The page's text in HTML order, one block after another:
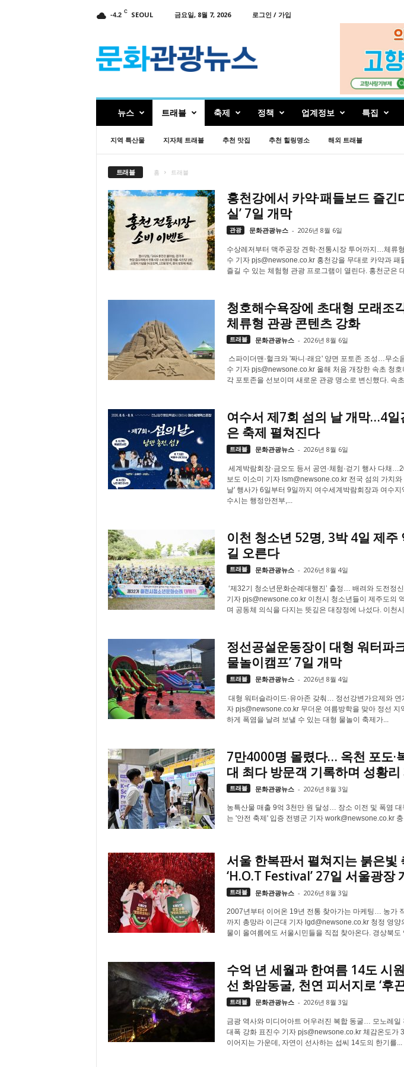
-4.2 C SEOUL 금요일, 8월 7, 2026
로그인 / 가입
넷
신
스
뉴스 트래블 축제 정책 업계정보 특집
지역 특산물 지자체 트래블 추천 맛집 추천 힐링명소 해외 트래블
트래블 홈 트래블
홍천강에서 카약·패들보드 즐긴
실’ 7일 개막
관광 문화관광뉴스 - 2026년 8월 6일
수상레저부터 맥주공장 견학·전통시장 투어까지…체류
수 기자 pjs@newsone.co.kr 홍천강을 무대로 카약과 패
즐길 수 있는 체험형 관광 프로그램이 열린다. 홍천군은 대
청호해수욕장에 초대형 모래조
체류형 관광 콘텐츠 강화
트래블 문화관광뉴스 - 2026년 8월 6일
스파이더맨·헐크와 '짜니·래요' 양면 포토존 조성…무소
수 기자 pjs@newsone.co.kr 올해 처음 개장한 속초 청
각 포토존을 선보이며 새로운 관광 명소로 변신했다. 속
여수서 제7회 섬의 날 개막…4일
은 축제 펼쳐진다
트래블 문화관광뉴스 - 2026년 8월 6일
세계박람회장·금오도 등서 공연·체험·걷기 행사 다채
보도 이소미 기자 lsm@newsone.co.kr 전국 섬의 가치
날' 행사가 6일부터 9일까지 여수세계박람회장과 여수
수시는 행정안전부,...
이천 청소년 52명, 3박 4일 제주
길 오른다
트래블 문화관광뉴스 - 2026년 8월 4일
‘제32기 청소년문화순례대행진’ 출정… 배려와 도전정
기자 pjs@newsone.co.kr 이천시 청소년들이 제주도의
며 공동체 의식을 다지는 뜻깊은 대장정에 나섰다. 이천
정선공설운동장이 대형 워터파
물놀이캠프’ 7일 개막
트래블 문화관광뉴스 - 2026년 8월 4일
대형 워터슬라이드·유아존 갖춰… 정선강변가요제와 연
자 pjs@newsone.co.kr 무더운 여름방학을 맞아 정선 지
하게 폭염을 날려 보낼 수 있는 대형 물놀이 축제가...
7만4000명 몰렸다… 옥천 포도·
대 최다 방문객 기록하며 성황리
트래블 문화관광뉴스 - 2026년 8월 3일
농특산물 매출 9억 3천만 원 달성… 장소 이전 및 폭염 대
는 '안전 축제' 입증 전병군 기자 work@newsone.co.kr
서울 한복판서 펼쳐지는 붉은
‘H.O.T Festival’ 27일 서울광장
트래블 문화관광뉴스 - 2026년 8월 3일
2007년부터 이어온 19년 전통 찾아가는 마케팅… 농가
까지 총망라 이근대 기자 lgd@newsone.co.kr 청정 영양
물이 올여름에도 서울시민들을 직접 찾아온다. 경상북도
수억 년 세월과 한여름 14도 시
선 화암동굴, 천연 피서지로 ‘후
트래블 문화관광뉴스 - 2026년 8월 3일
금광 역사와 미디어아트 어우러진 복합 동굴… 모노레일
대폭 강화 표진수 기자 pjs@newsone.co.kr 체감온도가
이어지는 가운데, 자연이 선사하는 섭씨 14도의 한기를...